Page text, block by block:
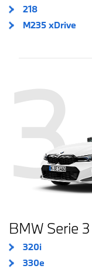
218
M235 xDrive
BMW Serie
320i
330e
3